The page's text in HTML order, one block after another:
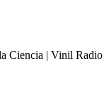
Ciencia | Vinil Radio